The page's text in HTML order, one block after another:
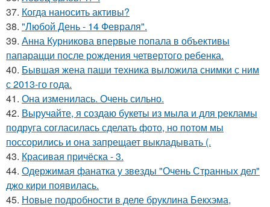
37. Когда наносить активы?
38. "Любой День - 14 Февраля".
39. Анна Курникова впервые попала в объективы
папарацци после рождения четвертого ребенка.
40. Бывшая жена паши техника выложила снимки с ним
с 2013-го года.
41. Она изменилась. Очень сильно.
42. Выручайте, я создаю букеты из мыла и для рекламы
подруга согласилась сделать фото, но потом мы
поссорились и она запрещает выкладывать (.
43. Красивая причёска - 3.
44. Одержимая фанатка у звезды "Очень Странных дел"
джо кири появилась.
45. Новые подробности в деле бруклина Бекхэма,